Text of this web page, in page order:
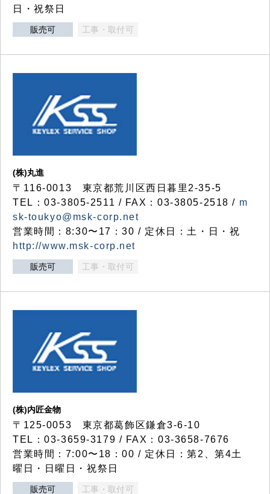
日・祝祭日
販売可 工事・取付可
(株)丸進
〒116-0013 東京都荒川区西日暮里2-35-5
TEL：03-3805-2511 / FAX：03-3805-2518 / m
sk-toukyo@msk-corp.net
営業時間：8:30〜17：30 / 定休日：土・日・祝
http://www.msk-corp.net
販売可 工事・取付可
(株)内匠金物
〒125-0053 東京都葛飾区鎌倉3-6-10
TEL：03-3659-3179 / FAX：03-3658-7676
営業時間：7:00〜18：00 / 定休日：第2、第4土
曜日・日曜日・祝祭日
販売可 工事・取付可